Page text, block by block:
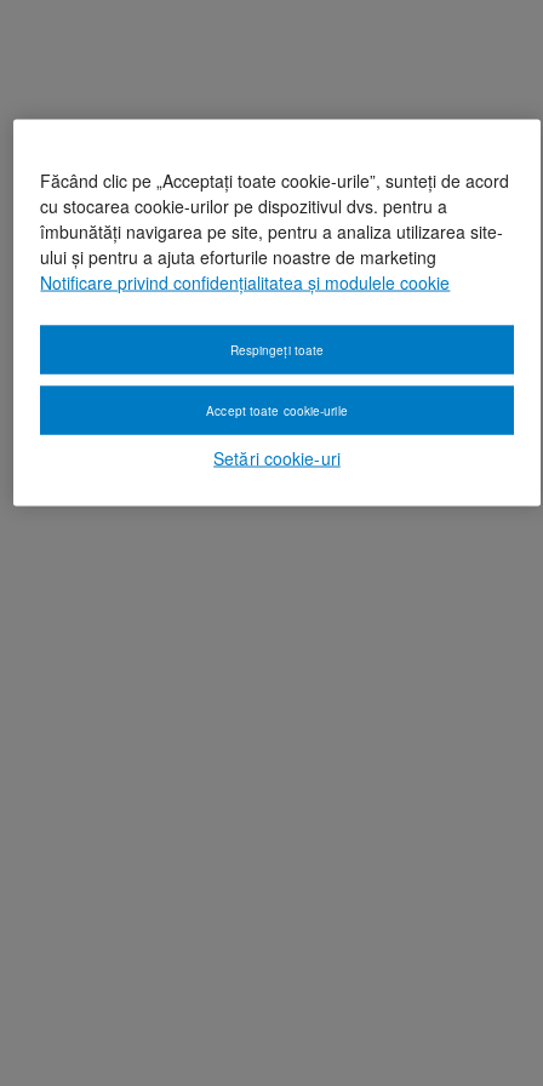
Făcând clic pe „Acceptați toate cookie-urile”, sunteți de acord
cu stocarea cookie-urilor pe dispozitivul dvs. pentru a
îmbunătăți navigarea pe site, pentru a analiza utilizarea site-
ului și pentru a ajuta eforturile noastre de marketing
Notificare privind confidențialitatea și modulele cookie
Setări cookie-uri
Respingeți toate
Accept toate cookie-urile